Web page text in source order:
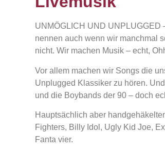
UNMÖGLICH UND UNPLUGGED
nennen auch wenn wir manchmal
nicht. Wir machen Musik – echt,
Vor allem machen wir Songs die
Unplugged Klassiker zu hören.
und die Boybands der 90 – doch
Hauptsächlich aber
Fighters, Billy Idol, Ugly Kid Joe,
Fanta vier.